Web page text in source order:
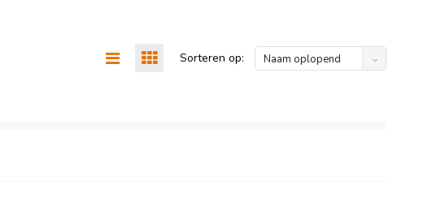
Sorteren op: Naam oplopend